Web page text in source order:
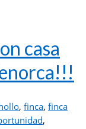
casa
, finca, finca
,